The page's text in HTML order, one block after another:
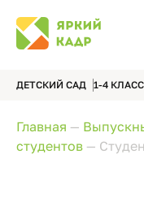
ДЕТСКИЙ САД 1-4
Главная —
студентов —